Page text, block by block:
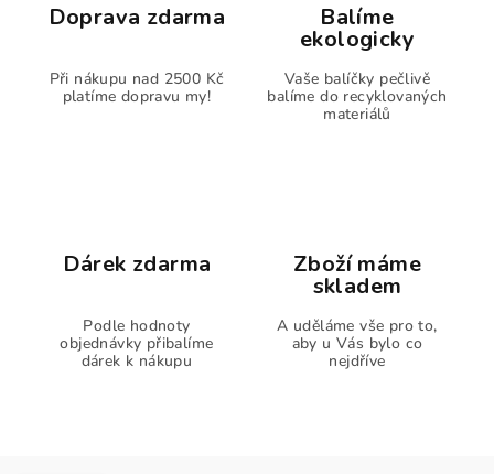
Doprava zdarma
Při nákupu nad 2500 Kč
platíme dopravu my!
Balíme
ekologicky
Vaše balíčky pečlivě
balíme do recyklovaných
materiálů
Dárek zdarma
Podle hodnoty
objednávky přibalíme
dárek k nákupu
Zboží máme
skladem
A uděláme vše pro to,
aby u Vás bylo co
nejdříve